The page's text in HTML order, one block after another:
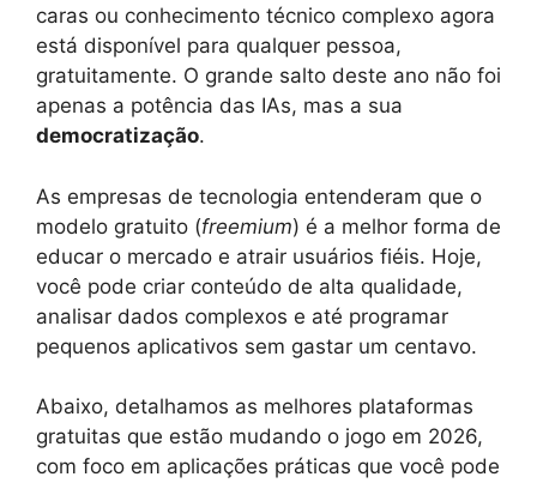
caras ou conhecimento técnico complexo agora
está disponível para qualquer pessoa,
gratuitamente. O grande salto deste ano não foi
apenas a potência das IAs, mas a sua
democratização.
As empresas de tecnologia entenderam que o
modelo gratuito (freemium) é a melhor forma de
educar o mercado e atrair usuários fiéis. Hoje,
você pode criar conteúdo de alta qualidade,
analisar dados complexos e até programar
pequenos aplicativos sem gastar um centavo.
Abaixo, detalhamos as melhores plataformas
gratuitas que estão mudando o jogo em 2026,
com foco em aplicações práticas que você pode